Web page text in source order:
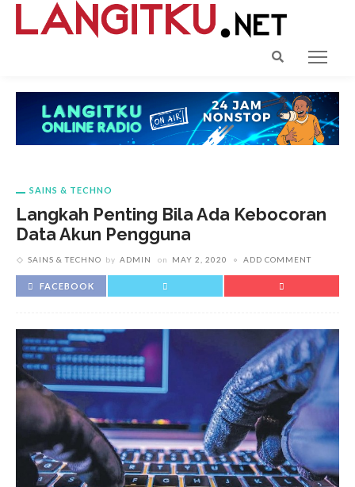
SAINS & TECHNO
Langkah Penting Bila Ada Kebocoran
Data Akun Pengguna
SAINS & TECHNO by ADMIN on MAY 2, 2020 ADD COMMENT
FACEBOOK